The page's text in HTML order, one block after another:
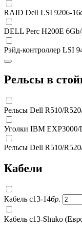
RAID Dell LSI 9206-
DELL Perc H200E
Рэйд-контроллер LSI
Рельсы в
Рельсы Dell R510/
Уголки IBM EXP3000/
Рельсы Dell R510/
Кабели
Кабель c13-146р.
Кабель c13-Shuko